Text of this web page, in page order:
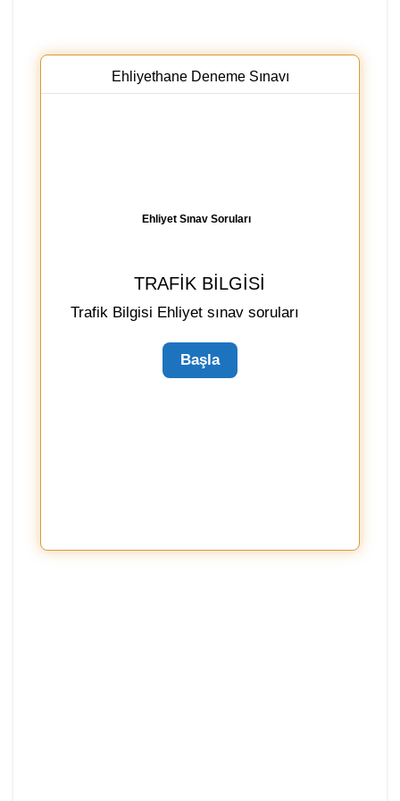
Ehliyethane Deneme Sınavı
Ehliyet Sınav Soruları
TRAFIK BILGISI
Trafik Bilgisi Ehliyet sınav soruları